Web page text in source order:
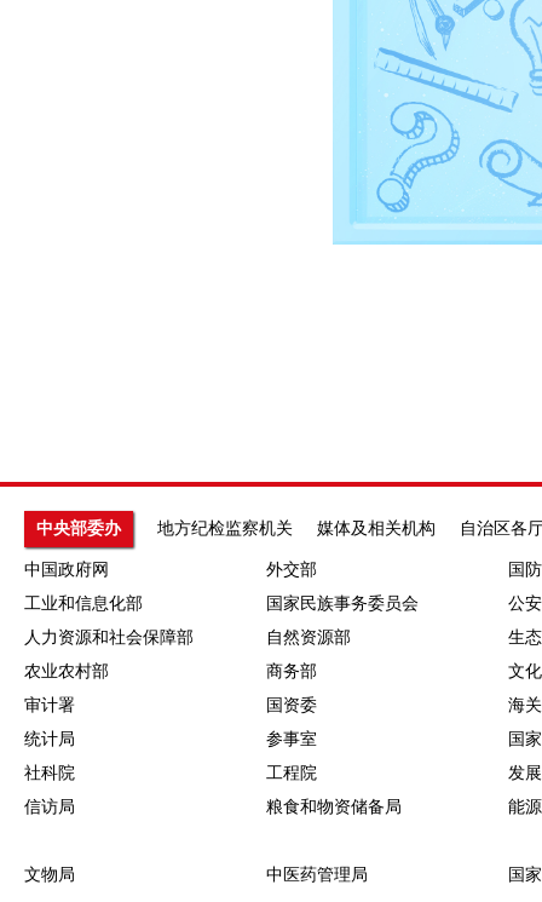
中央部委办 地方纪检监察机关 媒体及相关机构 自治区各
中国政府网 外交部
国
工业和信息化部
国家民族事务委员会
公
人力资源和社会保障部
自然资源部
生
农业农村部
商务部
文
审计署
国资委
海
统计局
参事室
国
社科院
工程院
发
信访局
粮食和物资储备局 能
文物局 中医药管理局 国